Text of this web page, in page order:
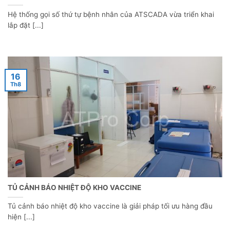
Hệ thống gọi số thứ tự bệnh nhân của ATSCADA vừa triển khai
lắp đặt [...]
TỦ CẢNH BÁO NHIỆT ĐỘ KHO VACCINE
Tủ cảnh báo nhiệt độ kho vaccine là giải pháp tối ưu hàng đầu
hiện [...]
16
Th8